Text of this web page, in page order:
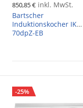
850,85 € inkl. MwSt.
Bartscher
Induktionskocher IK
70dpZ-EB
-25%